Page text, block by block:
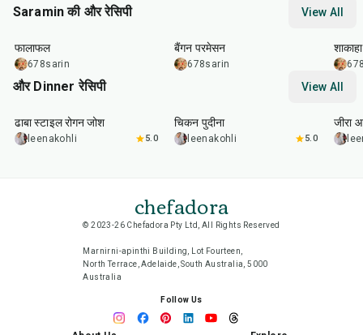
Saramin की और रेसिपी View All
फालाफल
678sarin
बैंगन परमेसन
678sarin
और Dinner रेसिपी View All
1
ढाबा स्टाइल रोगन जोश
leenakohli 5.0
चिकन पुदीना
leenakohli 5.0
जीरा
chefadora
© 2023-26 Chefadora Pty Ltd, All Rights Reserved
Marnirni-apinthi Building, Lot Fourteen,
North Terrace, Adelaide, South Australia, 5000
Australia
Follow Us